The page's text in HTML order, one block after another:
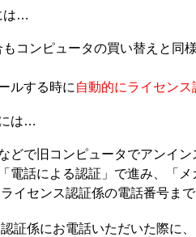
は…
コンピュータの買い替えと同
ルする時に 自動的にライセン
は…
どで旧コンピュータでアンイ
電話による認証」で進み、「
イセンス認証係の電話番号まで
証係にお電話いただいた際に